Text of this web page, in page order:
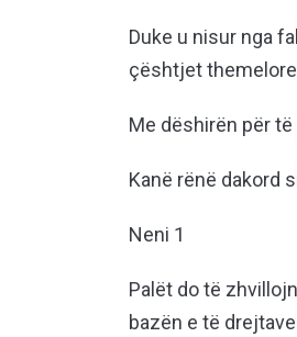
Duke u nisur nga
çështjet
Me dëshirën për
Kanë rënë dakord
Neni 1
Palët do të
bazën e të